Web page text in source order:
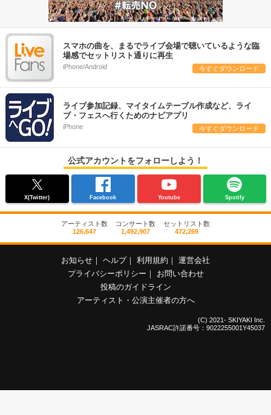
スマホの曲を、まるでライブ会場で聴いているような臨
場感でセットリスト通りに再生
iPhone/Android 今すぐダウンロード
ライブ参加記録、マイタイムテーブル作成など、ライ
ブ・フェスへ行くためのナビアプリ
iPhone 今すぐダウンロード
公式アカウントをフォローしよう！
X(Twitter) Facebook Youtube Spotify
アーティスト数
126,647
コンサート数
1,492,907
セットリスト数
472,269
お知らせ ヘルプ 利用規約
運営会社
プライバシーポリシー
お問い合わせ
投稿のガイドライン
アーティスト・公演主催者の方へ
(C) 2021- SKIYAKI Inc.
JASRAC許諾番号：9022255001Y45037